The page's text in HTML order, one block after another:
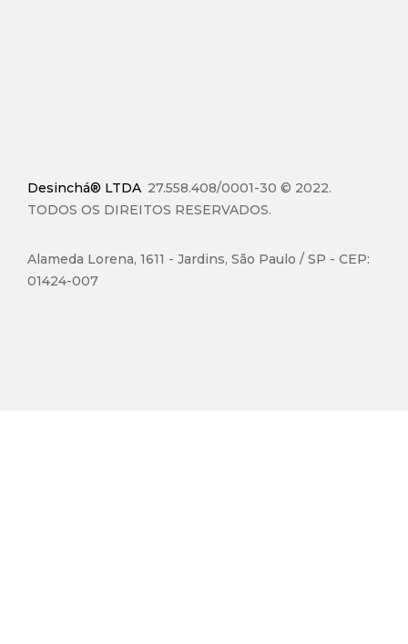
Desinchá® LTDA 27.558.408/0001-30 © 2022.
TODOS OS DIREITOS RESERVADOS.
Alameda Lorena, 1611 - Jardins, São Paulo / SP - CEP:
01424-007